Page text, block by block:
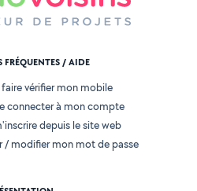
FRÉQUENTES / AIDE
faire vérifier mon mobile
connecter à mon compte
depuis le site web
/ modifier mon mot de passe